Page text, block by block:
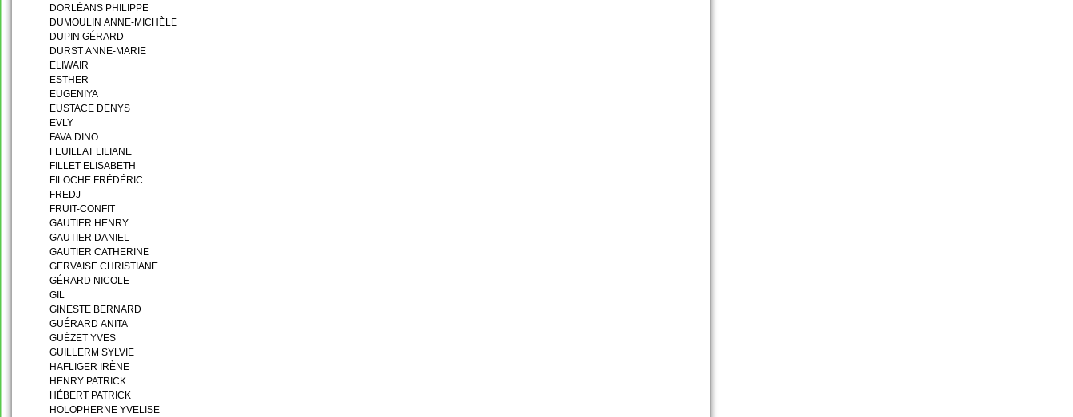
DORLÉANS PHILIPPE
DUMOULIN ANNE-MICHÈLE
DUPIN GÉRARD
DURST ANNE-MARIE
ELIWAIR
ESTHER
EUGENIYA
EUSTACE DENYS
EVLY
FAVA DINO
FEUILLAT LILIANE
FILLET ELISABETH
FILOCHE FRÉDÉRIC
FREDJ
FRUIT-CONFIT
GAUTIER HENRY
GAUTIER DANIEL
GAUTIER CATHERINE
GERVAISE CHRISTIANE
GÉRARD NICOLE
GIL
GINESTE BERNARD
GUÉRARD ANITA
GUÉZET YVES
GUILLERM SYLVIE
HAFLIGER IRÈNE
HENRY PATRICK
HÉBERT PATRICK
HOLOPHERNE YVELISE